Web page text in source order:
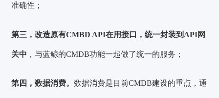
准确性；
第三，改造原有CMBD API在用接口，统一封装到API网
关中 ，与蓝鲸的CMDB功能一起做了统一的服务；
第四，数据消费。数据消费是目前CMDB建设的重点，通